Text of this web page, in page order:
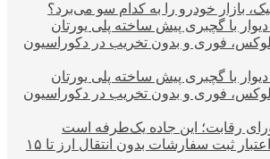
بازار خودرو را به کدام سو می‌برد؟
دیوار با گچبری پیش ساخته پلی یورتان
فوری و بدون تخریب در دکوراسیون
دیوار با گچبری پیش ساخته پلی یورتان
فوری و بدون تخریب در دکوراسیون
تمدید بخشنامه اعتبار ثبت سفارشات بدون انتقال ارز تا ۱۵